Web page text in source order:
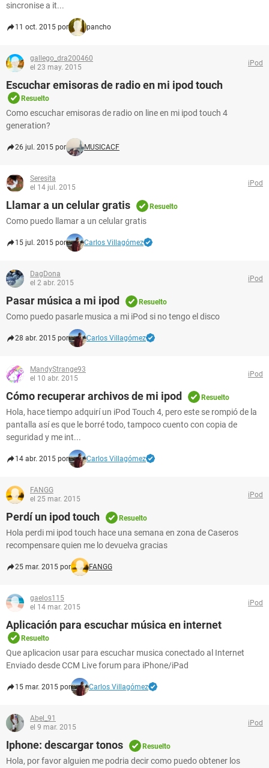
sincronise a it...
11 oct. 2015 por pancho
gallego_dra200460
el 23 may. 2015
iPod
Escuchar emisoras de radio en mi ipod touch
Resuelto
Como escuchar emisoras de radio on line en mi ipod touch 4
generation?
26 jul. 2015 por MUSICACF
Seresita
el 14 jul. 2015
iPod
Llamar a un celular gratis Resuelto
Como puedo llamar a un celular gratis
15 jul. 2015 por Carlos Villagómez
DagDona
el 2 abr. 2015
iPod
Pasar música a mi ipod Resuelto
Como puedo pasarle musica a mi iPod si no tengo el disco
28 abr. 2015 por Carlos Villagómez
MandyStrange93
el 10 abr. 2015
iPod
Cómo recuperar archivos de mi ipod Resuelto
Hola, hace tiempo adquirí un iPod Touch 4, pero este se rompió de la
pantalla así es que le borré todo, tampoco cuento con copia de
seguridad y me int...
14 abr. 2015 por Carlos Villagómez
FANGG
el 25 mar. 2015
iPod
Perdí un ipod touch Resuelto
Hola perdi mi ipod touch hace una semana en zona de Caseros
recompensare quien me lo devuelva gracias
25 mar. 2015 por FANGG
gaelos115
el 14 mar. 2015
iPod
Aplicación para escuchar música en internet
Resuelto
Que aplicacion usar para escuchar musica conectado al Internet
Enviado desde CCM Live forum para iPhone/iPad
15 mar. 2015 por Carlos Villagómez
Abel_91
el 9 mar. 2015
iPod
Iphone: descargar tonos Resuelto
Hola, por favor alguien me podria decir como puedo obtener los